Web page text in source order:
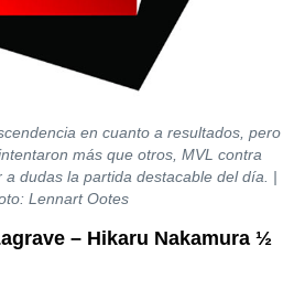
en cuanto a resultados, pero
más que otros, MVL contra
a dudas la partida destacable del día. |
Lennart Ootes
– Hikaru Nakamura ½